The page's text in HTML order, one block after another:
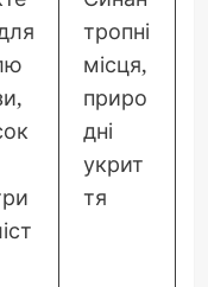
тропні
місця,
приро
дні
укрит
тя